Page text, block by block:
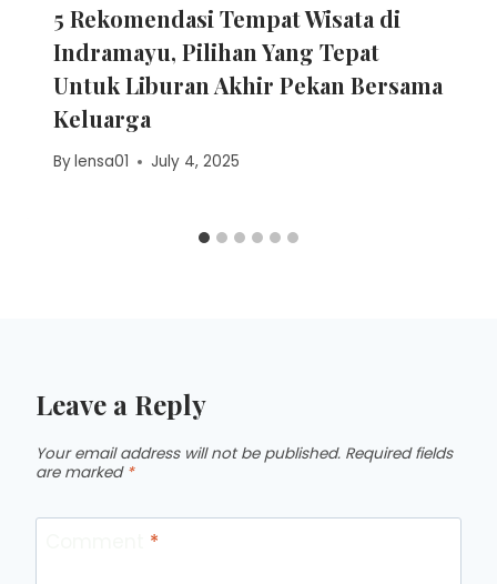
5 Rekomendasi Tempat Wisata di
Indramayu, Pilihan Yang Tepat
Untuk Liburan Akhir Pekan Bersama
Keluarga
Bylensa01 July 4, 2025
Leave a Reply
Your email address will not be published. Required fields
are marked *
*